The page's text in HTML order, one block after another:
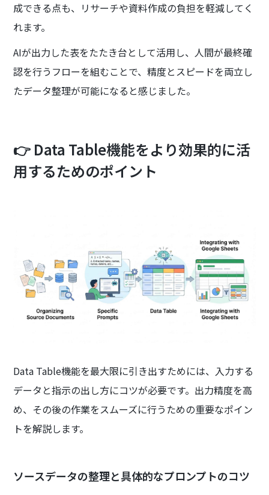
成できる点も、リサーチや資料作成の負担を軽減してく
れます。
AIが出力した表をたたき台として活用し、人間が最終確
認を行うフローを組むことで、精度とスピードを両立し
たデータ整理が可能になると感じました。
👉 Data Table機能をより効果的に活
用するためのポイント
Data Table機能を最大限に引き出すためには、入力する
データと指示の出し方にコツが必要です。出力精度を高
め、その後の作業をスムーズに行うための重要なポイン
トを解説します。
ソースデータの整理と具体的なプロンプトのコツ